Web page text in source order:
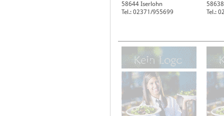
58644 Iserlohn
Tel.: 02371/955699
58638
Tel.: